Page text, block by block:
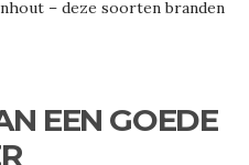
– deze soorten branden
EEN GOEDE